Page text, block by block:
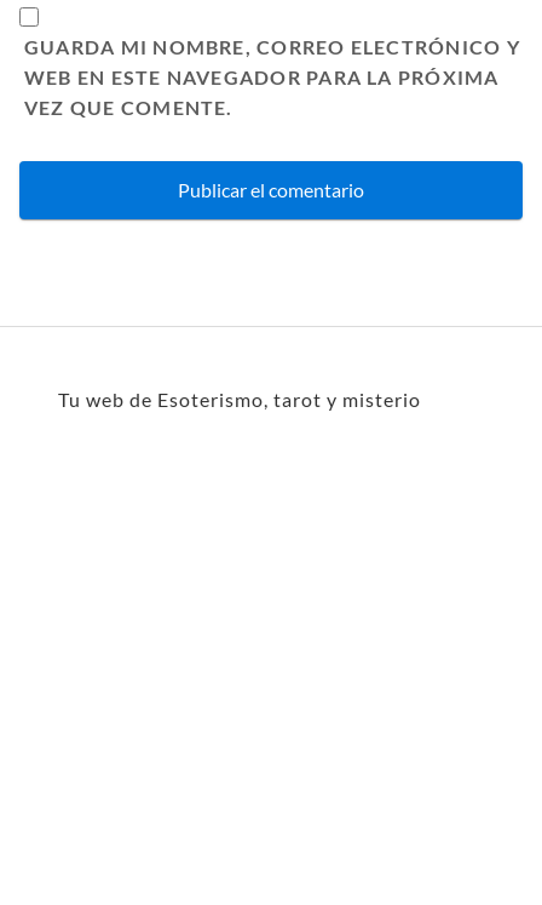
GUARDA MI NOMBRE, CORREO ELECTRÓNICO Y
WEB EN ESTE NAVEGADOR PARA LA PRÓXIMA
VEZ QUE COMENTE.
Tu web de Esoterismo, tarot y misterio